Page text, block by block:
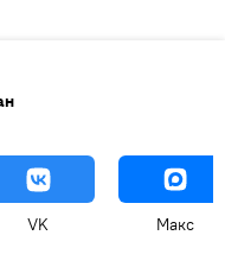
VK Макс